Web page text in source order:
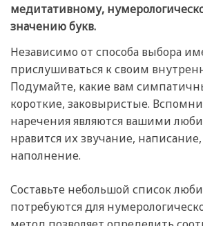
медитативному,
значению букв.
Независимо от способа выбора
прислушиваться к своим
Подумайте, какие вам
короткие, заковыристые.
наречения являются вашими
нравится их звучание,
наполнение.
Составьте небольшой список
потребуются для